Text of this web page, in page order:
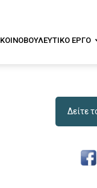
ΚΟΙΝΟΒΟΥΛΕΥΤΙΚΌ ΕΡΓΟ
Δείτε